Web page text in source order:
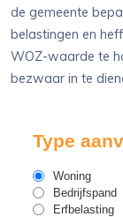
de gemeente
belastingen en
WOZ-waarde te
bezwaar in te